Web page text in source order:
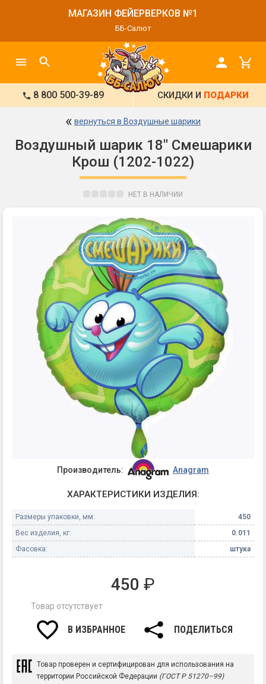
МАГАЗИН ФЕЙЕРВЕРКОВ №1
ББ-Салют
8 800 500-39-89 СКИДКИ И ПОДАРКИ
« вернуться в Воздушные шарики
Воздушный шарик 18" Смешарики
Крош (1202-1022)
НЕТ В НАЛИЧИИ
Производитель: Anagram
ХАРАКТЕРИСТИКИ ИЗДЕЛИЯ:
Размеры упаковки, мм:
450
Вес изделия, кг:
0.011
Фасовка:
штука
450 ₽
Товар отсутствует
В ИЗБРАННОЕ ПОДЕЛИТЬСЯ
Товар проверен и сертифицирован для использования на
территории Российской Федерации (ГОСТ Р 51270–99)